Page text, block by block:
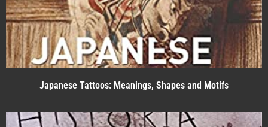
Japanese Tattoos: Meanings, Shapes and Motifs